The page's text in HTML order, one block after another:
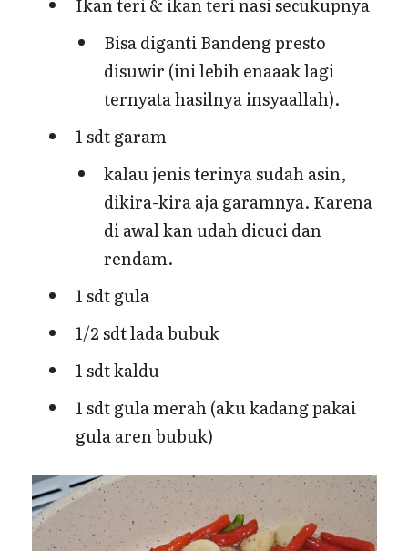
Bisa diganti Bandeng presto
disuwir (ini lebih enaaak lagi
ternyata hasilnya insyaallah).
1 sdt garam
kalau jenis terinya sudah asin,
dikira-kira aja garamnya. Karena
di awal kan udah dicuci dan
rendam.
1 sdt gula
1/2 sdt lada bubuk
1 sdt kaldu
1 sdt gula merah (aku kadang pakai
gula aren bubuk)